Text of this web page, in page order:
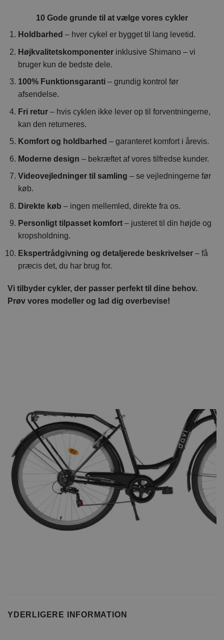
10 Gode grunde til at vælge vores cykler
Holdbarhed – hver cykel er bygget til lang levetid.
Højkvalitetskomponenterinklusive Shimano – vi
bruger kun de bedste dele.
100% Funktionsgaranti– grundig kontrol før
afsendelse.
Fri retur– hvis cyklen ikke lever op til forventningerne,
kan den returneres.
Komfort og holdbarhed – garanteret komfort i årevis.
Moderne design – bekræftet af vores tilfredse kunder.
Videovejledninger til samling – se vejledningerne før
køb.
Direkte køb – ingen mellemled, direkte fra os.
Personligt tilpasset komfort– justeret til din højde og
kropsholdning.
Ekspertrådgivning og detaljerede beskrivelser– få
præcis det, du har brug for.
Vi tilbyder cykler, der passer perfekt til dine behov.
Prøv vores modeller og lad dig overbevise!
YDERLIGERE INFORMATION